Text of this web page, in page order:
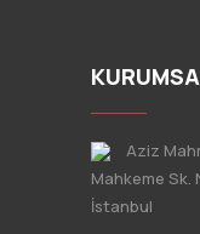
Aziz
Mahkeme Sk.
İstanbul